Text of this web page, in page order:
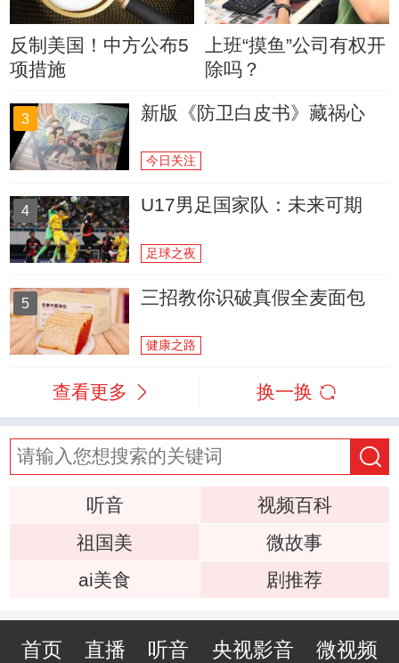
反制美国！中方公布5
项措施
上班“摸鱼”公司有权开
除吗？
3 新版《防卫白皮书》藏祸心
今日关注
4 U17男足国家队：未来可期
足球之夜
5 三招教你识破真假全麦面包
健康之路
查看更多 换一换
听音
视频百科
祖国美
微故事
ai美食
剧推荐
首页 直播 听音 央视影音 微视频